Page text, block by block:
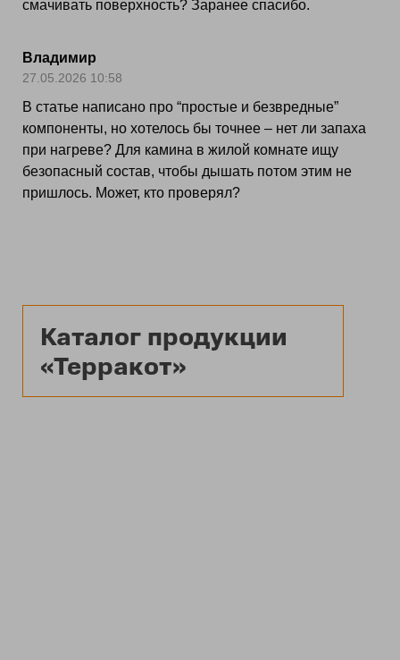
смачивать поверхность? Заранее спасибо.
Владимир
27.05.2026 10:58
В статье написано про “простые и безвредные”
компоненты, но хотелось бы точнее – нет ли запаха
при нагреве? Для камина в жилой комнате ищу
безопасный состав, чтобы дышать потом этим не
пришлось. Может, кто проверял?
Каталог продукции
«Терракот»